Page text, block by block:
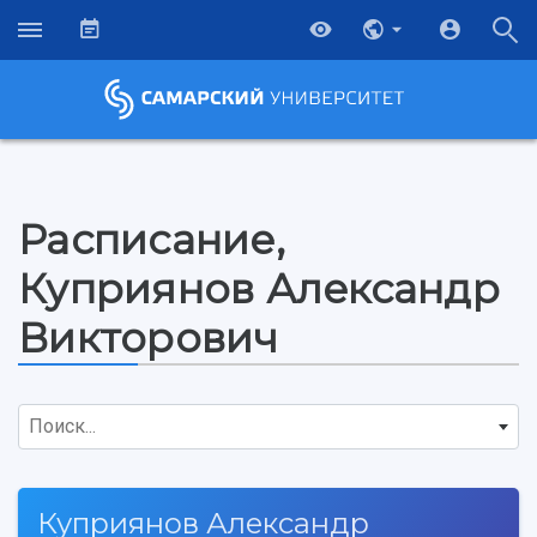
НАЗАД
Об университете
Новости
Образование
Научно-исследовательская деятельность
Расписание,
Куприянов Александр
Викторович
Поиск...
Куприянов Александр